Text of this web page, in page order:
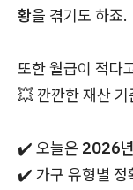
황을 겪기도 하죠.
또한 월급이 적다
💥 깐깐한 재산
✔️ 오늘은 2026
✔️ 가구 유형별 정